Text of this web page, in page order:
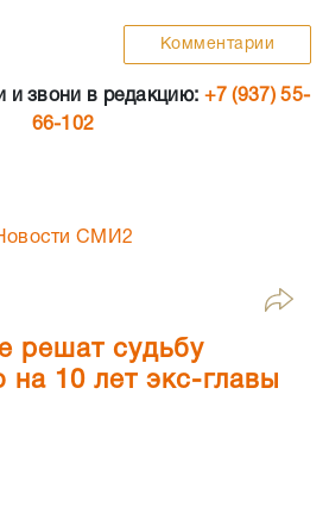
Комментарии
и звони в редакцию: +7 (937) 55-
66-102
СМИ2
решат судьбу
на 10 лет экс-главы